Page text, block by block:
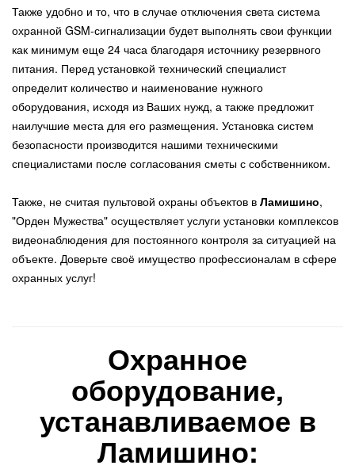
Также удобно и то, что в случае отключения света система
охранной GSM-сигнализации будет выполнять свои функции
как минимум еще 24 часа благодаря источнику резервного
питания. Перед установкой технический специалист
определит количество и наименование нужного
оборудования, исходя из Ваших нужд, а также предложит
наилучшие места для его размещения. Установка систем
безопасности производится нашими техническими
специалистами после согласования сметы с собственником.
Также, не считая пультовой охраны объектов в Ламишино,
"Орден Мужества" осуществляет услуги установки комплексов
видеонаблюдения для постоянного контроля за ситуацией на
объекте. Доверьте своё имущество профессионалам в сфере
охранных услуг!
Охранное
оборудование,
устанавливаемое в
Ламишино: